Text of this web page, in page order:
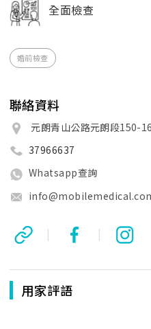
全面檢查
婚前檢查
聯絡資料
元朗青山公路元朗段150-
37966637
Whatsapp查詢
| |
用家評語